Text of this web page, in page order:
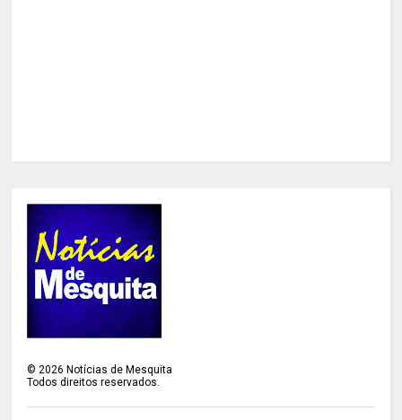
©2026 Notícias de Mesquita
Todos direitos reservados.